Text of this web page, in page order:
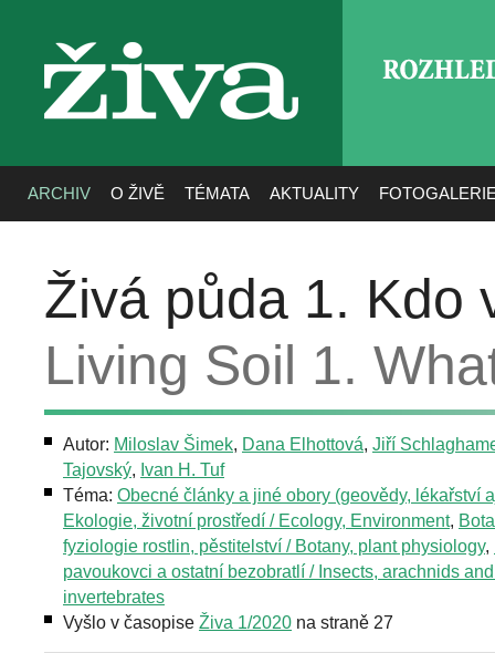
živa
ARCHIV O ŽIVĚ TÉMATA AKTUALITY
Živá půda 1. Kdo
Living Soil 1.
Autor: Miloslav Šimek, Dana Elhottová, Jiří
Tajovský, Ivan H. Tuf
Téma: Obecné články a jiné obory (geovědy, lékařství
Ekologie, životní prostředí / Ecology, Environment,
fyziologie rostlin, pěstitelství / Botany, plant physiology,
pavoukovci a ostatní bezobratlí / Insects, arachnids
invertebrates
Vyšlo v časopise Živa 1/2020 na straně 27